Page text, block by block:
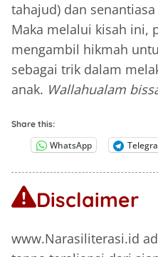
tahajud) dan
Maka melalui kisah ini,
mengambil hikmah
sebagai trik dalam
anak. Wallahualam
Share this:
WhatsApp
Disclaimer
www.Narasiliterasi.id